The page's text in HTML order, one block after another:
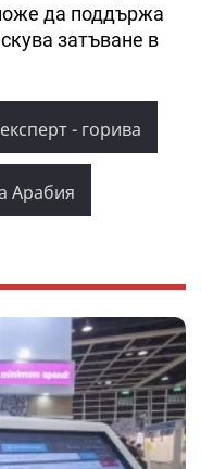
да поддържа
затъване в
експерт - горива
Арабия